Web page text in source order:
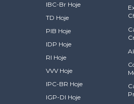
IBC-Br Hoje
TD Hoje
PIB Hoje
IDP Hoje
RI Hoje
VVV Hoje
IPC-BR Hoje
IGP-DI Hoje